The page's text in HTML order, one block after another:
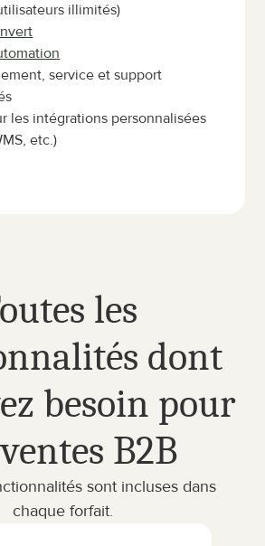
illimités)
service et support
les intégrations personnalisées
etc.)
les
dont
besoin pour
B2B
sont incluses dans
chaque forfait.